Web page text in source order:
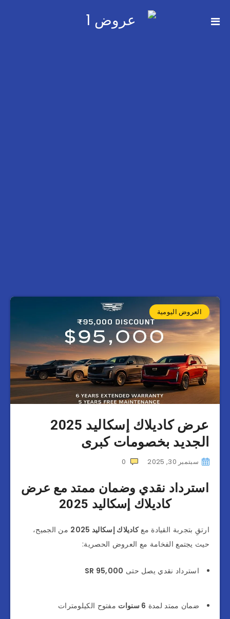
العروض اليومية
عرض كاديلاك إسكاليد 2025
الجديد بخصومات كبرى
سبتمبر 30, 2025 0
استرداد نقدي وضمان ممتد مع عرض
كاديلاك إسكاليد 2025
ارتقِ بتجربة القيادة معكاديلاك إسكاليد 2025
من الجميح،
حيث يجتمع الفخامة مع العروض الحصرية:
استرداد نقدي يصل حتى 95,000 SR
ضمان ممتد لمدة 6 سنوات مفتوح الكيلومترات